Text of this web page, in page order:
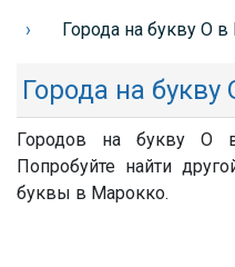
Города на букву О
Города на
Городов на букву О
Попробуйте найти
буквы в Марокко.